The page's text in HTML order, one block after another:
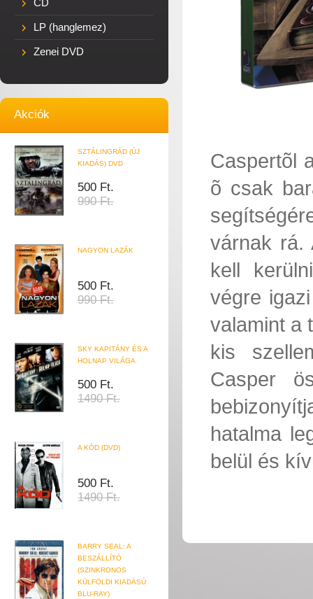
CD
LP (hanglemez)
Zenei DVD
Akciók
SZTÁLINGRÁD (ÚJ
KIADÁS) DVD
500 Ft.
990 Ft.
NAGYON LAZÁK
500 Ft.
990 Ft.
SKY KAPITÁNY ÉS A
HOLNAP VILÁGA
500 Ft.
1490 Ft.
A KÓD (DVD)
500 Ft.
1490 Ft.
BARRY SEAL: A
BESZÁLLÍTÓ
(SZINKRONOS
KÜLFÖLDI KIADÁSÚ
BLU-RAY)
Caspertõl
õ csak
várnak rá.
kell
végre
valamint a
kis
Casper
hatalma
belül és